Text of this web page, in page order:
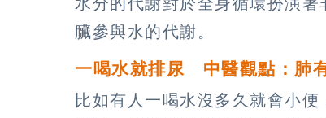
臟參與水的代謝。
一喝水就排尿 中醫觀點：肺
比如有人一喝水沒多久就會小